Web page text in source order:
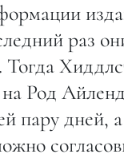
раз
Тогда
Род
пару дней,